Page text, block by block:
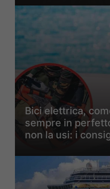
Bici elettrica,
sempre in
non la usi: i